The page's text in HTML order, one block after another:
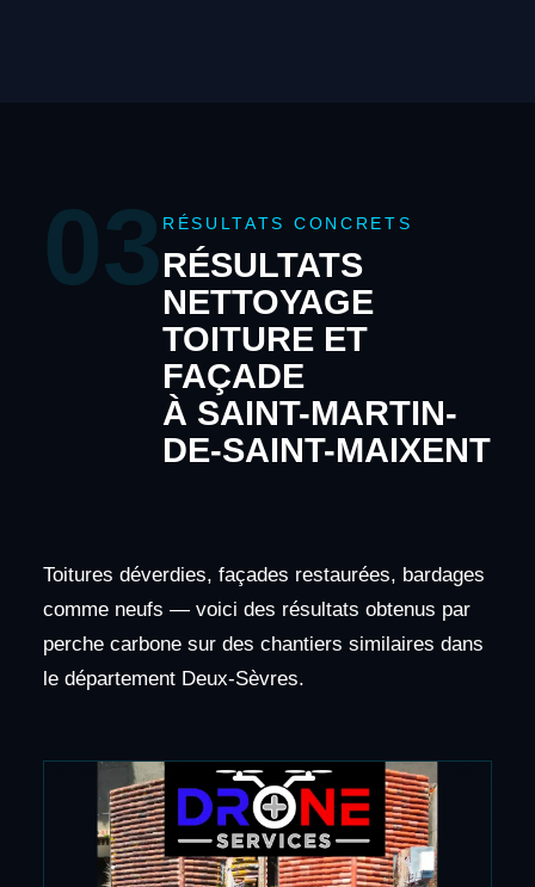
03 RÉSULTATS CONCRETS
RÉSULTATS
NETTOYAGE
TOITURE ET
FAÇADE
À SAINT-MARTIN-
DE-SAINT-MAIXENT
Toitures déverdies, façades restaurées, bardages
comme neufs — voici des résultats obtenus par
perche carbone sur des chantiers similaires dans
le département Deux-Sèvres.